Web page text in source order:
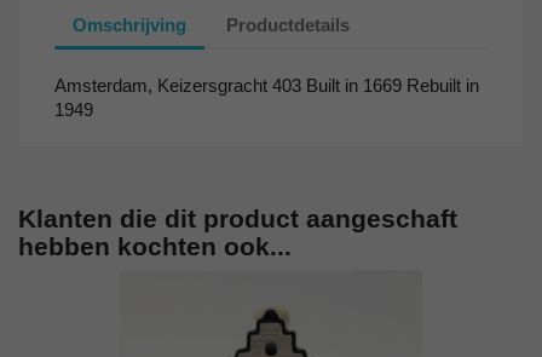
Omschrijving Productdetails
Amsterdam, Keizersgracht 403 Built in 1669 Rebuilt in
1949
Klanten die dit product aangeschaft
hebben kochten ook...